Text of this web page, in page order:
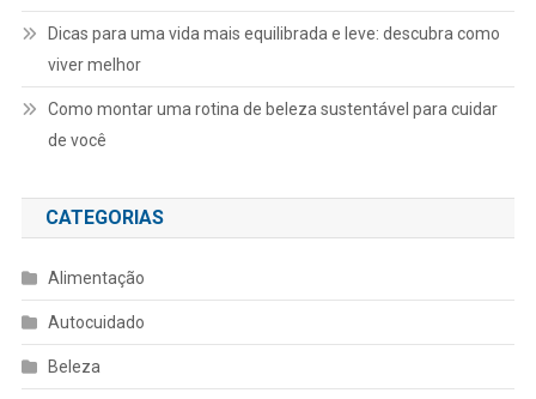
Dicas para uma vida mais equilibrada e leve: descubra como
viver melhor
Como montar uma rotina de beleza sustentável para cuidar
de você
CATEGORIAS
Alimentação
Autocuidado
Beleza